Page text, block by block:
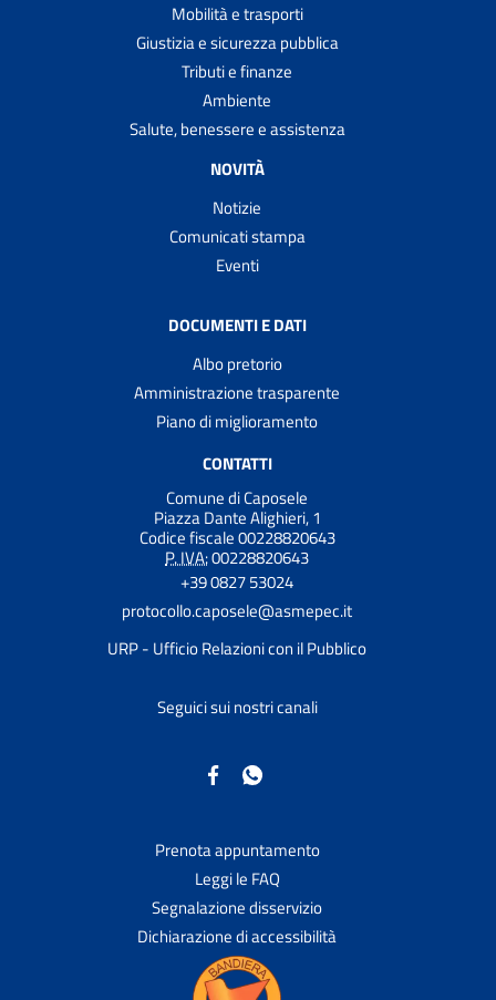
Mobilità e trasporti
Giustizia e sicurezza pubblica
Tributi e finanze
Ambiente
Salute, benessere e assistenza
NOVITÀ
Notizie
Comunicati stampa
Eventi
DOCUMENTI E DATI
Albo pretorio
Amministrazione trasparente
Piano di miglioramento
CONTATTI
Comune di Caposele
Piazza Dante Alighieri, 1
Codice fiscale 00228820643
P. IVA:00228820643
+39 0827 53024
protocollo.caposele@asmepec.it
URP - Ufficio Relazioni con il Pubblico
Seguici sui nostri canali
Prenota appuntamento
Leggi le FAQ
Segnalazione disservizio
Dichiarazione di accessibilità